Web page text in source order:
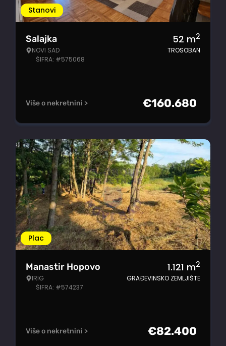
Stanovi
Salajka
NOVI SAD
ŠIFRA: #575068
52 m2
TROSOBAN
Više o nekretnini > €160.680
Plac
Manastir Hopovo
IRIG
ŠIFRA: #574237
1.121 m2
GRAĐEVINSKO ZEMLJIŠTE
Više o nekretnini > €82.400